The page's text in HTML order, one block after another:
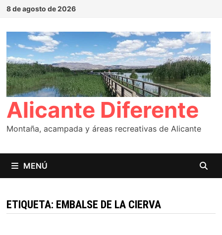
Saltar
contenido
8 de agosto de 2026
Alicante Diferente
Montaña, acampada y áreas recreativas de Alicante
MENÚ
ETIQUETA: EMBALSE DE LA CIERVA